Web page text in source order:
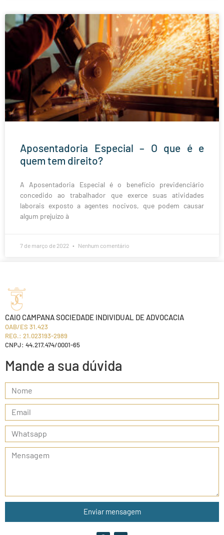
Aposentadoria Especial – O que é e
quem tem direito?
A Aposentadoria Especial é o benefício previdenciário
concedido ao trabalhador que exerce suas atividades
laborais exposto a agentes nocivos, que podem causar
algum prejuízo à
7 de março de 2022 Nenhum comentário
Mande a sua dúvida
Enviar mensagem
CAIO CAMPANA SOCIEDADE INDIVIDUAL DE ADVOCACIA
OAB/ES 31.423
REG.: 21.023193-2989
CNPJ: 44.217.474/0001-65